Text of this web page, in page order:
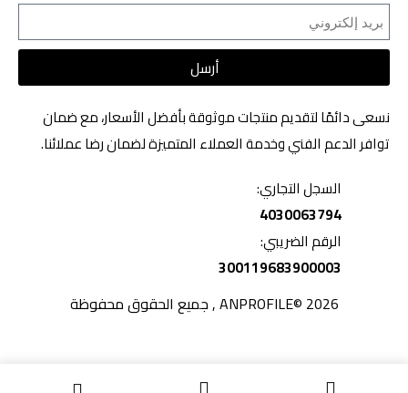
أرسل
نسعى دائمًا لتقديم منتجات موثوقة بأفضل الأسعار، مع ضمان
توافر الدعم الفني وخدمة العملاء المتميزة لضمان رضا عملائنا.
السجل التجاري:
4030063794
الرقم الضريبي:
300119683900003
2026 ©ANPROFILE , جميع الحقوق محفوظة